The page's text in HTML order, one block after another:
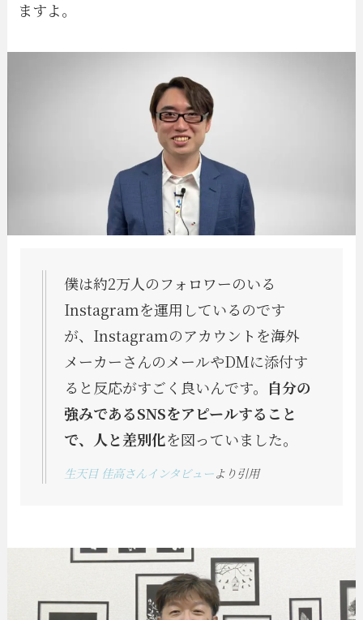
ますよ。
僕は約2万人のフォロワーのいる
Instagramを運用しているのです
が、Instagramのアカウントを海外
メーカーさんのメールやDMに添付す
ると反応がすごく良いんです。 自分の
強みであるSNSをアピールすること
で、人と差別化を図っていました。
生天目 佳高さんインタビューより引用